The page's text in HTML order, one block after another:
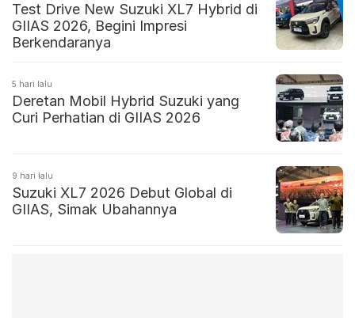
Test Drive New Suzuki XL7 Hybrid di
GIIAS 2026, Begini Impresi
Berkendaranya
5 hari lalu
Deretan Mobil Hybrid Suzuki yang
Curi Perhatian di GIIAS 2026
9 hari lalu
Suzuki XL7 2026 Debut Global di
GIIAS, Simak Ubahannya